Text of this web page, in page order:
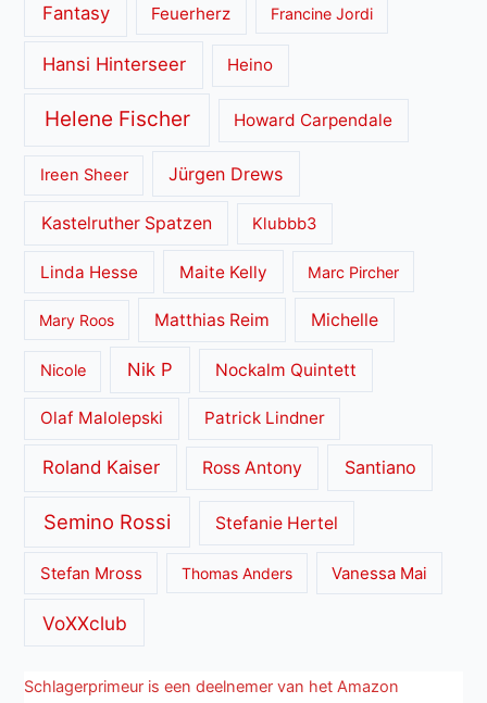
Fantasy Feuerherz Francine Jordi
Hansi Hinterseer Heino
Helene Fischer Howard Carpendale
Ireen Sheer Jürgen Drews
Kastelruther Spatzen Klubbb3
Linda Hesse Maite Kelly Marc Pircher
Mary Roos Matthias Reim Michelle
Nicole Nik P Nockalm Quintett
Olaf Malolepski Patrick Lindner
Roland Kaiser Ross Antony Santiano
Semino Rossi Stefanie Hertel
Stefan Mross Thomas Anders Vanessa Mai
VoXXclub
Schlagerprimeur is een deelnemer van het Amazon